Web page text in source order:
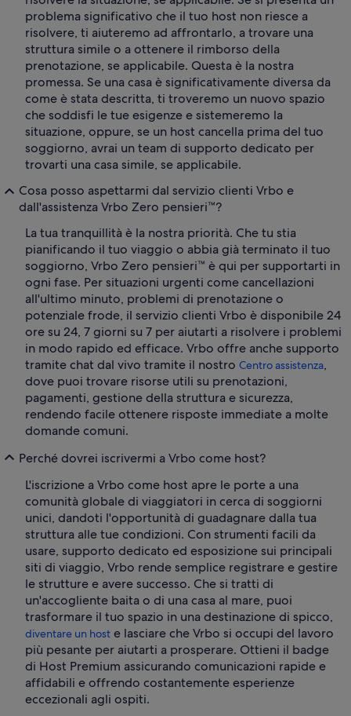
problema significativo che il tuo host non riesce a
risolvere, ti aiuteremo ad affrontarlo, a trovare una
struttura simile o a ottenere il rimborso della
prenotazione, se applicabile. Questa è la nostra
promessa. Se una casa è significativamente diversa da
come è stata descritta, ti troveremo un nuovo spazio
che soddisfi le tue esigenze e sistemeremo la
situazione, oppure, se un host cancella prima del tuo
soggiorno, avrai un team di supporto dedicato per
trovarti una casa simile, se applicabile.
Cosa posso aspettarmi dal servizio clienti Vrbo e
dall'assistenza Vrbo Zero pensieri™?
La tua tranquillità è la nostra priorità. Che tu stia
pianificando il tuo viaggio o abbia già terminato il tuo
soggiorno, Vrbo Zero pensieri™ è qui per supportarti in
ogni fase. Per situazioni urgenti come cancellazioni
all'ultimo minuto, problemi di prenotazione o
potenziale frode, il servizio clienti Vrbo è disponibile 24
ore su 24, 7 giorni su 7 per aiutarti a risolvere i problemi
in modo rapido ed efficace. Vrbo offre anche supporto
tramite chat dal vivo tramite il nostro Centro assistenza,
dove puoi trovare risorse utili su prenotazioni,
pagamenti, gestione della struttura e sicurezza,
rendendo facile ottenere risposte immediate a molte
domande comuni.
Perché dovrei iscrivermi a Vrbo come host?
L'iscrizione a Vrbo come host apre le porte a una
comunità globale di viaggiatori in cerca di soggiorni
unici, dandoti l'opportunità di guadagnare dalla tua
struttura alle tue condizioni. Con strumenti facili da
usare, supporto dedicato ed esposizione sui principali
siti di viaggio, Vrbo rende semplice registrare e gestire
le strutture e avere successo. Che si tratti di
un'accogliente baita o di una casa al mare, puoi
trasformare il tuo spazio in una destinazione di spicco,
diventare un host e lasciare che Vrbo si occupi del lavoro
più pesante per aiutarti a prosperare. Ottieni il badge
di Host Premium assicurando comunicazioni rapide e
affidabili e offrendo costantemente esperienze
eccezionali agli ospiti.